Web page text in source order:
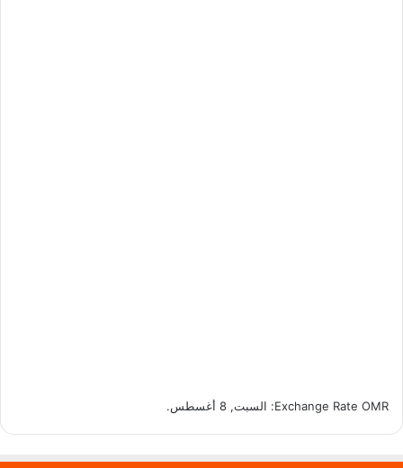
Exchange Rate OMR : السبت, 8 أغسطس.